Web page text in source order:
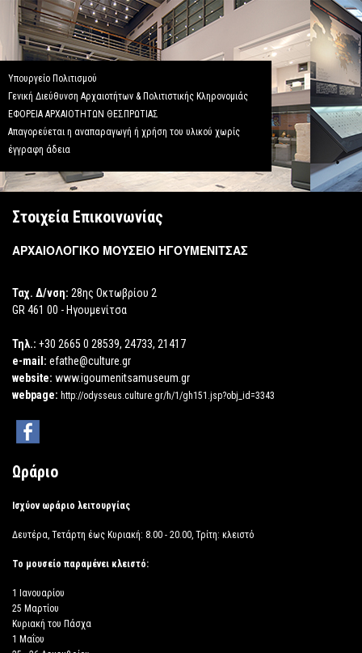
Υπουργείο Πολιτισμού
Γενική Διεύθυνση Αρχαιοτήτων & Πολιτιστικής Κληρονομιάς
ΕΦΟΡΕΙΑ ΑΡΧΑΙΟΤΗΤΩΝ ΘΕΣΠΡΩΤΙΑΣ
Απαγορεύεται η αναπαραγωγή ή χρήση του υλικού χωρίς
έγγραφη άδεια
Στοιχεία Επικοινωνίας
ΑΡΧΑΙΟΛΟΓΙΚΟ ΜΟΥΣΕΙΟ ΗΓΟΥΜΕΝΙΤΣΑΣ
Ταχ. Δ/νση: 28ης Οκτωβρίου 2
GR 461 00 - Ηγουμενίτσα
Τηλ.: +30 2665 0 28539, 24733, 21417
e-mail: efathe@culture.gr
website: www.igoumenitsamuseum.gr
webpage: http://odysseus.culture.gr/h/1/gh151.jsp?obj_id=3343
Ωράριο
Ισχύον ωράριο λειτουργίας
Δευτέρα, Τετάρτη έως Κυριακή: 8.00 - 20.00, Τρίτη: κλειστό
Το μουσείο παραμένει κλειστό:
1 Ιανουαρίου
25 Μαρτίου
Κυριακή του Πάσχα
1 Μαΐου